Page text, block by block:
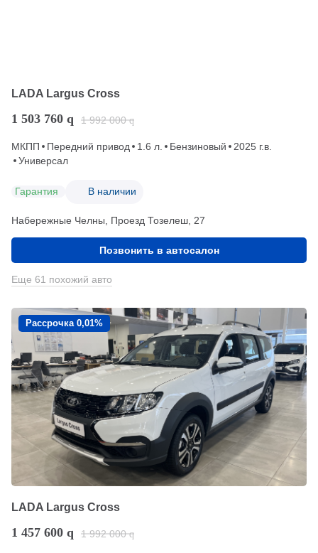
LADA Largus Cross
1 503 760 q 1 992 000 q
МКПП Передний привод 1.6 л. Бензиновый
2025 г.в.
Универсал
Гарантия В наличии
Набережные Челны, Проезд ​Тозелеш, 27
Позвонить в автосалон
Еще 61 похожий авто
Рассрочка 0,01%
LADA Largus Cross
1 457 600 q 1 992 000 q